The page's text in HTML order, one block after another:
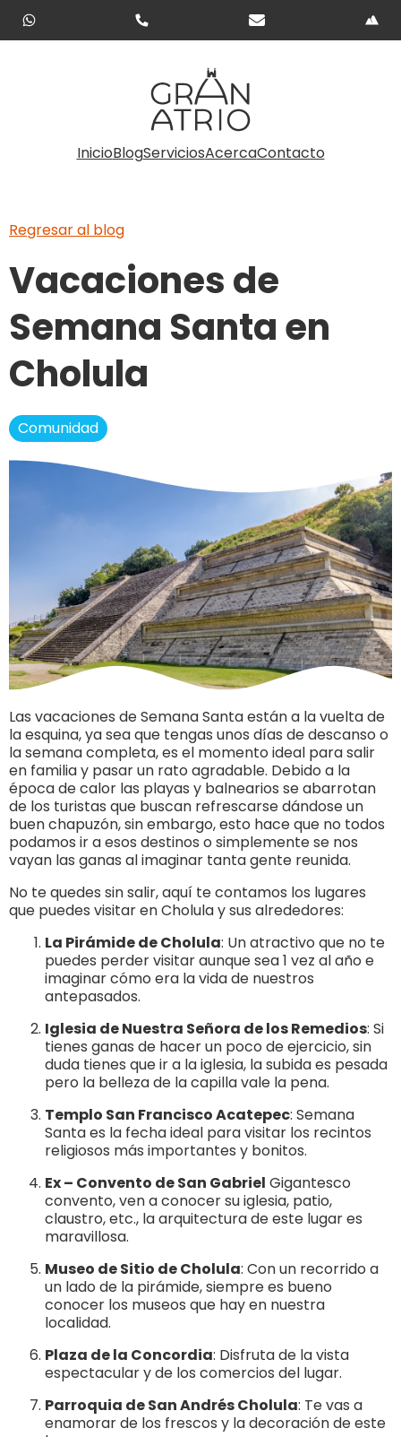
InicioBlogServiciosAcercaContacto
Regresar al blog
Vacaciones de
Semana Santa en
Cholula
Comunidad
Las vacaciones de Semana Santa están a la vuelta de
la esquina, ya sea que tengas unos días de descanso o
la semana completa, es el momento ideal para salir
en familia y pasar un rato agradable. Debido a la
época de calor las playas y balnearios se abarrotan
de los turistas que buscan refrescarse dándose un
buen chapuzón, sin embargo, esto hace que no todos
podamos ir a esos destinos o simplemente se nos
vayan las ganas al imaginar tanta gente reunida.
No te quedes sin salir, aquí te contamos los lugares
que puedes visitar en Cholula y sus alrededores:
La Pirámide de Cholula: Un atractivo que no te
puedes perder visitar aunque sea 1 vez al año e
imaginar cómo era la vida de nuestros
antepasados.
Iglesia de Nuestra Señora de los Remedios: Si
tienes ganas de hacer un poco de ejercicio, sin
duda tienes que ir a la iglesia, la subida es pesada
pero la belleza de la capilla vale la pena.
Templo San Francisco Acatepec: Semana
Santa es la fecha ideal para visitar los recintos
religiosos más importantes y bonitos.
Ex – Convento de San Gabriel Gigantesco
convento, ven a conocer su iglesia, patio,
claustro, etc., la arquitectura de este lugar es
maravillosa.
Museo de Sitio de Cholula: Con un recorrido a
un lado de la pirámide, siempre es bueno
conocer los museos que hay en nuestra
localidad.
Plaza de la Concordia: Disfruta de la vista
espectacular y de los comercios del lugar.
Parroquia de San Andrés Cholula: Te vas a
enamorar de los frescos y la decoración de este